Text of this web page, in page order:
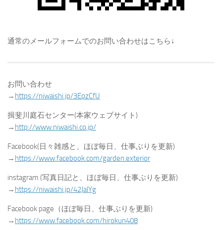
通常のメールフォームでのお問い合わせはこちら↓
お問い合わせ
→ https://niwaishi.jp/3EpzCfU
揖斐川庭石センター(本家ウェブサイト)
→ http://www.niwaishi.co.jp/
Facebook(日々雑感と、ほぼ毎日、仕事ぶりを更新)
→ https://www.facebook.com/garden.exterior
instagram (写真日記と、ほぼ毎日、仕事ぶりを更新)
→ https://niwaishi.jp/42JalYg
Facebook page（ほぼ毎日、仕事ぶりを更新)
→ https://www.facebook.com/hirokun408